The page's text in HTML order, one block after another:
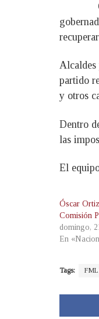
Alcaldes
partido
y otros
Dentro
las
El
Óscar
Comisión
domingo,
En
Tags: